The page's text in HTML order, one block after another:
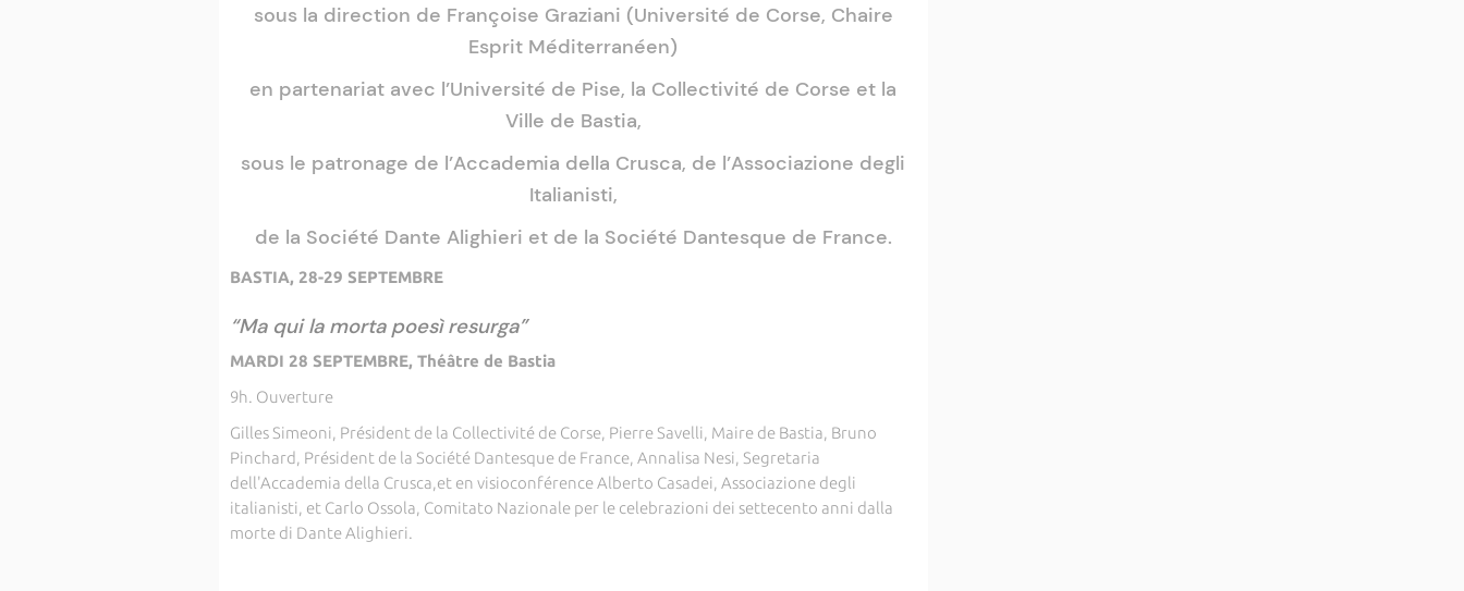
sous la direction de Françoise Graziani (Université de Corse, Chaire
Esprit Méditerranéen)
en partenariat avec l’Université de Pise, la Collectivité de Corse et la
Ville de Bastia,
sous le patronage de l’Accademia della Crusca, de l’Associazione degli
Italianisti,
de la Société Dante Alighieri et de la Société Dantesque de France.
BASTIA, 28-29 SEPTEMBRE
“Ma qui la morta poesì resurga”
MARDI 28 SEPTEMBRE, Théâtre de Bastia
9h. Ouverture
Gilles Simeoni, Président de la Collectivité de Corse, Pierre Savelli, Maire de Bastia, Bruno
Pinchard, Président de la Société Dantesque de France, Annalisa Nesi, Segretaria
dell'Accademia della Crusca,et en visioconférence Alberto Casadei, Associazione degli
italianisti, et Carlo Ossola, Comitato Nazionale per le celebrazioni dei settecento anni dalla
morte di Dante Alighieri.